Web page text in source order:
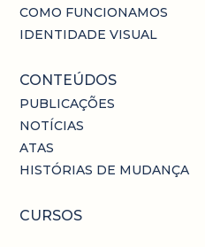
COMO FUNCIONAMOS
IDENTIDADE VISUAL
CONTEÚDOS
PUBLICAÇÕES
NOTÍCIAS
ATAS
HISTÓRIAS DE MUDANÇA
CURSOS